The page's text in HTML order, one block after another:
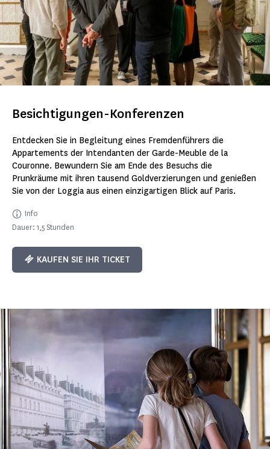
Besichtigungen-Konferenzen
Entdecken Sie in Begleitung eines Fremdenführers die
Appartements der Intendanten der Garde-Meuble de la
Couronne. Bewundern Sie am Ende des Besuchs die
Prunkräume mit ihren tausend Goldverzierungen und genießen
Sie von der Loggia aus einen einzigartigen Blick auf Paris.
Info
Dauer: 1,5 Stunden
KAUFEN SIE IHR TICKET